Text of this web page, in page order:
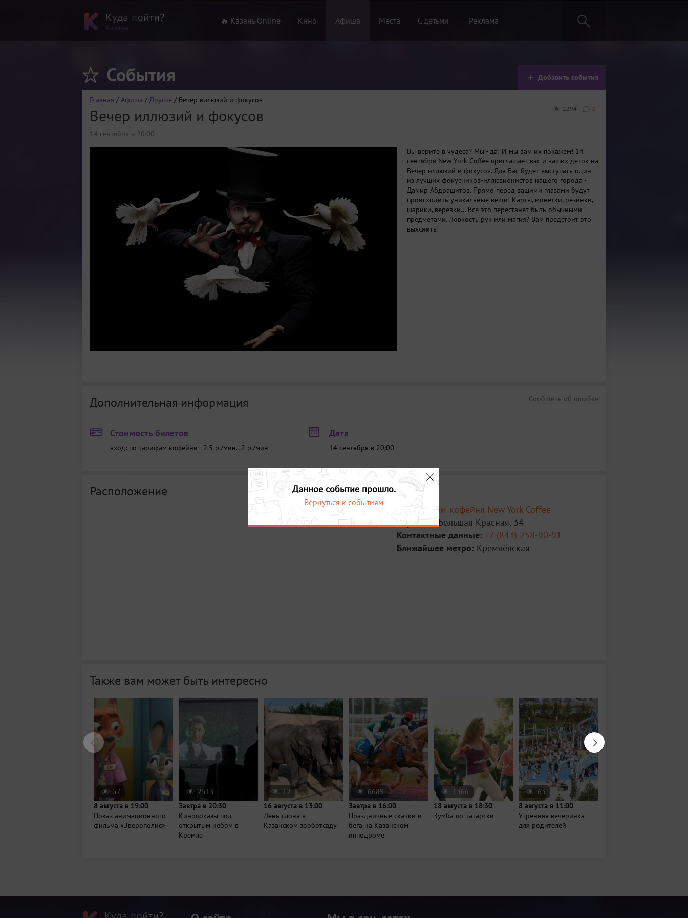
🔥 Казань Online Кино Афиша Места С детьми Реклама
События Добавить события
Главная / Афиша / Другое / Вечер иллюзий и фокусов
0
2294
Вечер иллюзий и фокусов
14 сентября в 20:00
Вы верите в чудеса? Мы - да! И мы вам их покажем! 14
сентября New York Coffee приглашает вас и ваших деток на
Вечер иллюзий и фокусов. Для Вас будет выступать один
из лучших фокусников-иллюзионистов нашего города -
Дамир Абдрашитов. Прямо перед вашими глазами будут
происходить уникальные вещи! Карты, монетки, резинки,
шарики, веревки... Все это перестанет быть обычными
предметами. Ловкость рук или магия? Вам предстоит это
выяснить!
Сообщить об ошибке
Дополнительная информация
Стоимость билетов
вход: по тарифам кофейни - 2.5 р./мин., 2 р./мин
Дата
14 сентября в 20:00
Расположение
Место:
Тайм-кофейня New York Coffee
Адрес:Ул. Большая Красная, 34
Контактные данные: +7 (843) 258-90-91
Ближайшее метро: Кремлёвская
Также вам может быть интересно
57
8 августа в 19:00
Показ анимационного
фильма «Зверополис»
2513
Завтра в 20:30
Кинопоказы под
открытым небом в
Кремле
12
16 августа в 13:00
День слона в
Казанском зооботсаду
6689
Завтра в 16:00
Праздничные скачки и
бега на Казанском
ипподроме
1366
18 августа в 18:30
Зумба по-татарски
63
8 августа в 11:00
Утренняя вечеринка
для родителей
Данное событие прошло.
Вернуться к событиям